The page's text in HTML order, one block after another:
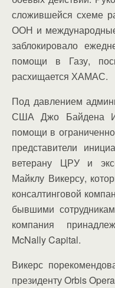
сложившейся схеме
ООН и
заблокировало
помощи в Газу,
расхищается ХАМАС.
Под давлением
США Джо Байдена
помощи в
представители
ветерану ЦРУ и
Майклу Викерсу,
консалтинговой
бывшими
компания
McNally Capital.
Викерс
президенту Orbis